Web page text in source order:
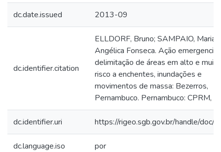
dc.date.issued 2013-09
dc.identifier.citation
ELLDORF, Bruno; SAMPAIO, Maria
Angélica Fonseca. Ação
delimitação de áreas em alto e
risco a enchentes, inundações e
movimentos de massa: Bezerros,
Pernambuco. Pernambuco: CPRM,
dc.identifier.uri https://rigeo.sgb.gov.br/handle/doc/
dc.language.iso por